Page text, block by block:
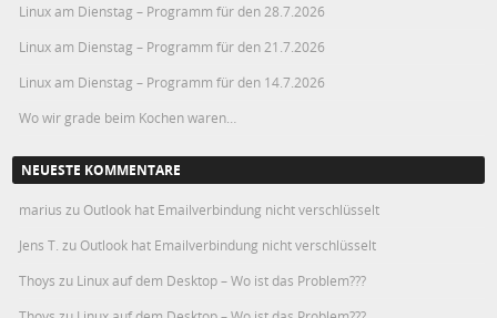
Linux am Dienstag – Programm für den 28.7.2026
Linux am Dienstag – Programm für den 21.7.2026
Linux am Dienstag – Programm für den 14.7.2026
Wo wir grade beim Kochen waren…
NEUESTE KOMMENTARE
marius zu Outlook hat Emailverbindung nicht verschlüsselt
Jens T. zu Outlook hat Emailverbindung nicht verschlüsselt
Thoys zu Linux auf dem Desktop – Wo ist das Problem???